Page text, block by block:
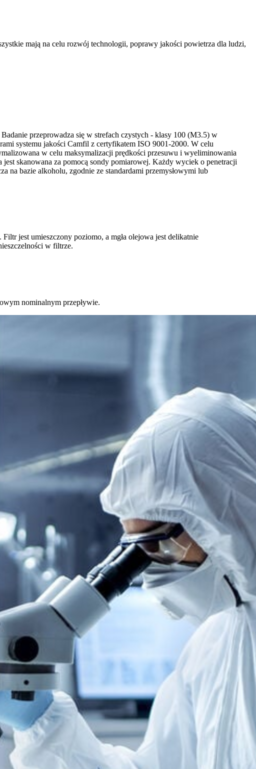
mają na celu rozwój technologii, poprawy jakości powietrza dla ludzi,
przeprowadza się w strefach czystych - klasy 100 (M3.5) w
systemu jakości Camfil z certyfikatem ISO 9001-2000. W celu
w celu maksymalizacji prędkości przesuwu i wyeliminowania
skanowana za pomocą sondy pomiarowej. Każdy wyciek o penetracji
na bazie alkoholu, zgodnie ze standardami przemysłowymi lub
jest umieszczony poziomo, a mgła olejowa jest delikatnie
w filtrze.
nominalnym przepływie.